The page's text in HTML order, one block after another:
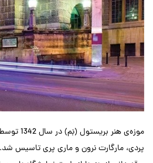
موزه‌ی هنر
پردی، مارگارت نرون و ماری پری تاسیس شد.